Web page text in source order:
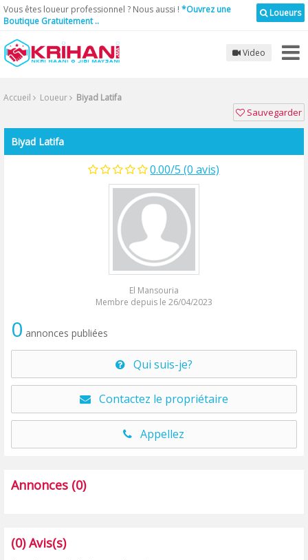
Loueurs
Vous êtes loueur professionnel ? Nous aussi ! *Ouvrez une
Boutique Gratuitement ..
Video
Accueil Loueur Biyad Latifa
Sauvegarder
Biyad Latifa
0.00/5 (0 avis)
El Mansouria
Membre depuis le 26/04/2023
0 annonces publiées
Qui suis-je?
Contactez le propriétaire
Appellez
Annonces (0)
(0) Avis(s)